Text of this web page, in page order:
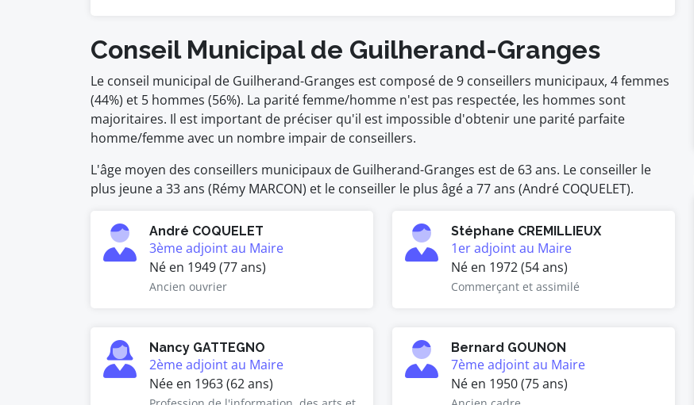
Conseil Municipal de Guilherand-Granges
Le conseil municipal de Guilherand-Granges est composé de 9 conseillers municipaux, 4 femmes
(44%) et 5 hommes (56%). La parité femme/homme n'est pas respectée, les hommes sont
majoritaires. Il est important de préciser qu'il est impossible d'obtenir une parité parfaite
homme/femme avec un nombre impair de conseillers.
L'âge moyen des conseillers municipaux de Guilherand-Granges est de 63 ans. Le conseiller le
plus jeune a 33 ans (Rémy MARCON) et le conseiller le plus âgé a 77 ans (André COQUELET).
André COQUELET
3ème adjoint au Maire
Né en 1949 (77 ans)
Ancien ouvrier
Stéphane CREMILLIEUX
1er adjoint au Maire
Né en 1972 (54 ans)
Commerçant et assimilé
Nancy GATTEGNO
2ème adjoint au Maire
Née en 1963 (62 ans)
Bernard GOUNON
7ème adjoint au Maire
Né en 1950 (75 ans)